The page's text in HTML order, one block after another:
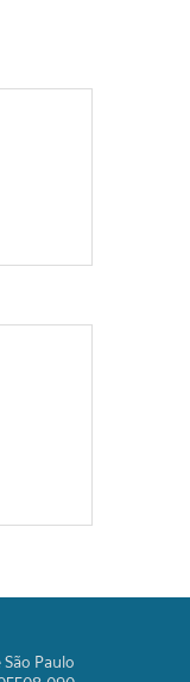
Paulo